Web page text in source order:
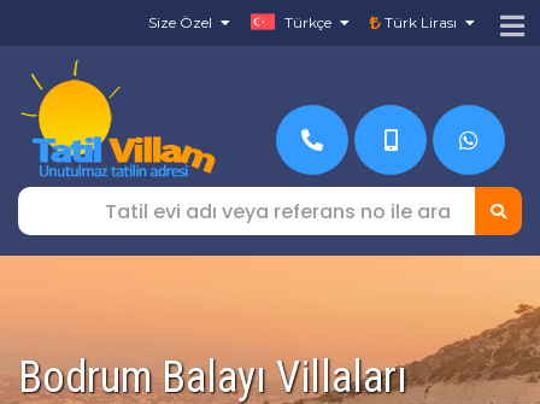
Size Özel Türkçe Türk Lirası
Bodrum Balayı Villaları